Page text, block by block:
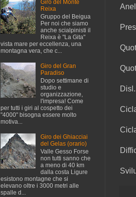
Giro del Monte
Reixa
Gruppo del Beigua
Per noi che siamo
anche scialpinisti il
Reixa è "La Gita"
vista mare per eccellenza, una
montagna vera, che c...
Giro del Gran
Paradiso
Dopo settimane di
studio e
organizzazione,
l'impresa! Come
per tutti i giri al cospetto dei
"4000" bisogna essere molto
motiva...
Giro dei Ghiacciai
del Gelas (orario)
Valle Gesso Forse
non tutti sanno che
a meno di 40 km
dalla costa Ligure
esistono montagne che si
elevano oltre i 3000 metri alle
spalle d...